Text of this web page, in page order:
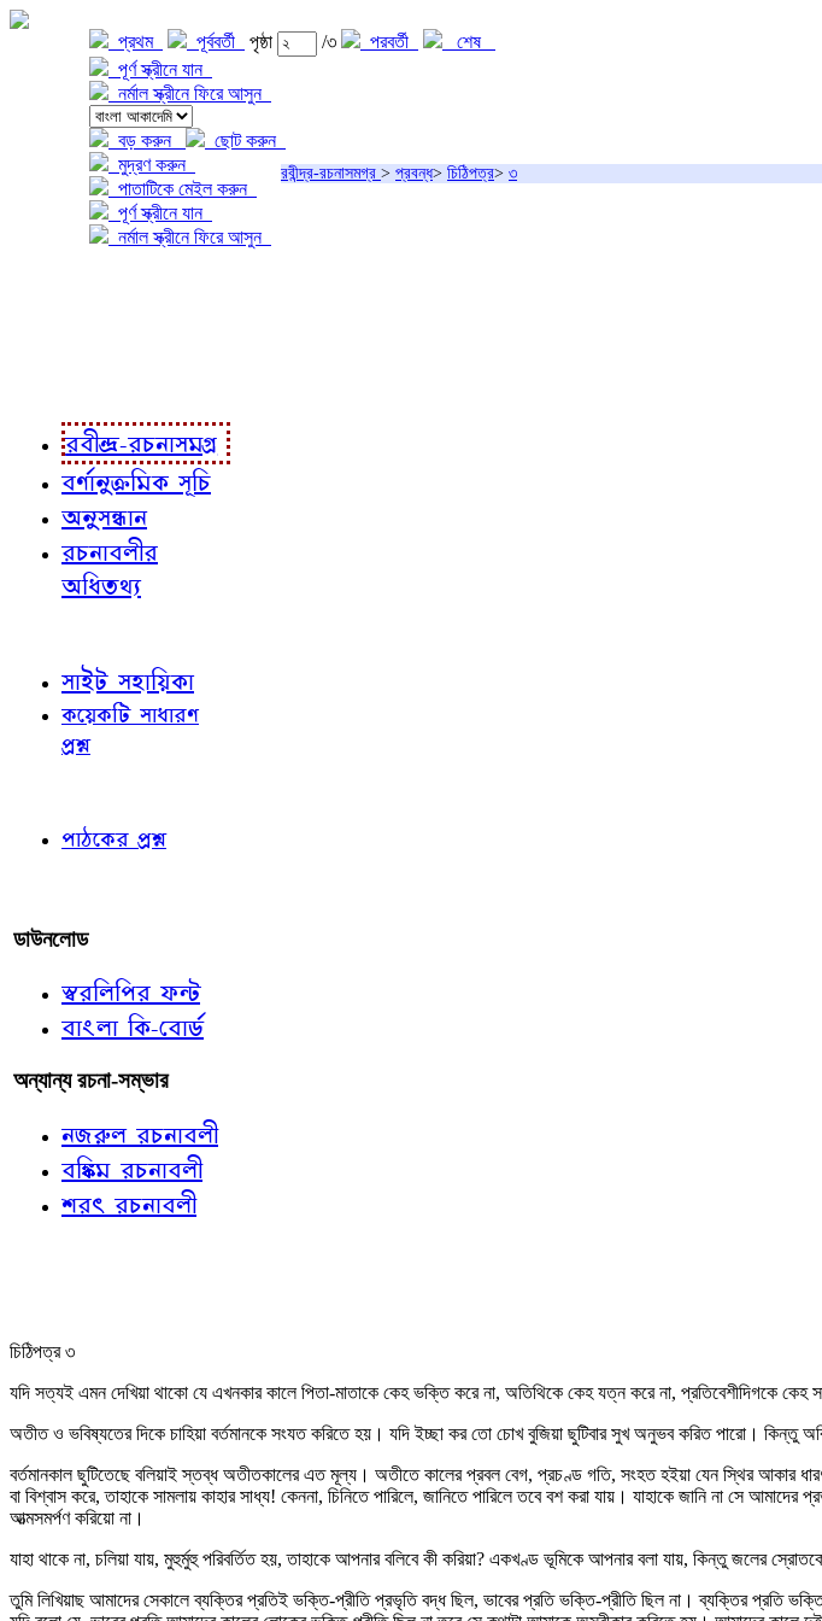
প্রথম পূর্ববর্তী পৃষ্ঠা /৩ পরবর্তী
শেষ
পূর্ণ স্ক্রীনে যান
নর্মাল স্ক্রীনে ফিরে আসুন
বড় করুন
ছোট করুন
মুদ্রণ করুন
পাতাটিকে মেইল করুন
পূর্ণ স্ক্রীনে যান
নর্মাল স্ক্রীনে ফিরে আসুন
রবীন্দ্র-রচনাসমগ্র > প্রবন্ধ> চিঠিপত্র> ৩
রবীন্দ্র-রচনাসমগ্র
বর্ণানুক্রমিক সূচি
অনুসন্ধান
রচনাবলীর
অধিতথ্য
সাইট সহায়িকা
কয়েকটি সাধারণ
প্রশ্ন
পাঠকের প্রশ্ন
ডাউনলোড
স্বরলিপির ফন্ট
বাংলা কি-বোর্ড
অন্যান্য রচনা-সম্ভার
নজরুল রচনাবলী
বঙ্কিম রচনাবলী
শরৎ রচনাবলী
চিঠিপত্র ৩
যদি সত্যই এমন দেখিয়া থাকো যে এখনকার কালে পিতা-মাতাকে কেহ ভক্তি করে না, অতিথিকে কেহ যত্ন করে না, প্রতিবেশীদিগকে কেহ
অতীত ও ভবিষ্যতের দিকে চাহিয়া বর্তমানকে সংযত করিতে হয়। যদি ইচ্ছা কর তো চোখ বুজিয়া ছুটিবার সুখ অনুভব করিত পারো। কিন্তু
বর্তমানকাল ছুটিতেছে বলিয়াই স্তব্ধ অতীতকালের এত মূল্য। অতীতে কালের প্রবল বেগ, প্রচণ্ড গতি, সংহত হইয়া যেন স্থির আকার
বা বিশ্বাস করে, তাহাকে সামলায় কাহার সাধ্য! কেননা, চিনিতে পারিলে, জানিতে পারিলে তবে বশ করা যায়। যাহাকে জানি না সে
আত্মসমর্পণ করিয়ো না।
যাহা থাকে না, চলিয়া যায়, মুহুর্মুহু পরিবর্তিত হয়, তাহাকে আপনার বলিবে কী করিয়া? একখণ্ড ভূমিকে আপনার বলা যায়, কিন্তু জলের
তুমি লিখিয়াছ আমাদের সেকালে ব্যক্তির প্রতিই ভক্তি-প্রীতি প্রভৃতি বদ্ধ ছিল, ভাবের প্রতি ভক্তি-প্রীতি ছিল না। ব্যক্তির প্রতি